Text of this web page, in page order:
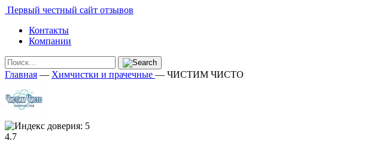
Первый честный сайт отзывов
Контакты
Компании
Главная — Химчистки и прачечные — ЧИСТИМ ЧИСТО
4.7